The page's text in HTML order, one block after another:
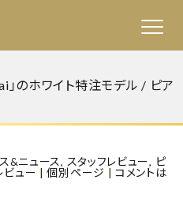
」のホワイト特注モデル / ピア
&ニュース, スタッフレビュー, ピ
ビュー |個別ページ |コメントは